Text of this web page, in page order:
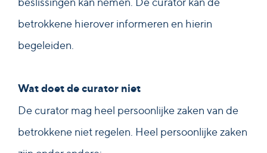
betrokkene hierover informeren en hierin
begeleiden.
Wat doet de curator niet
De curator mag heel persoonlijke zaken van de
betrokkene niet regelen. Heel persoonlijke zaken